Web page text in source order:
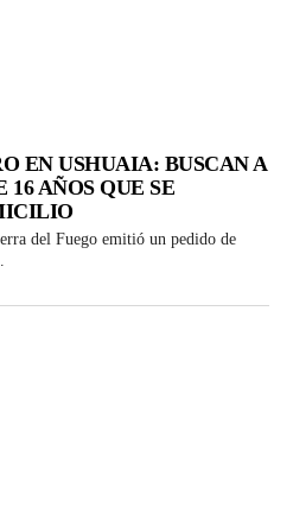
EN USHUAIA: BUSCAN A
16 AÑOS QUE SE
del Fuego emitió un pedido de